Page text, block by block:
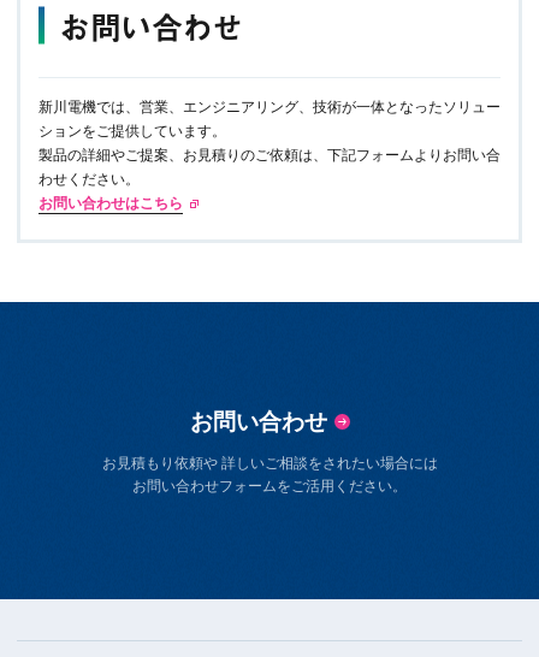
お問い合わせ
新川電機では、営業、エンジニアリング、技術が一体となったソリュー
ションをご提供しています。
製品の詳細やご提案、お見積りのご依頼は、下記フォームよりお問い合
わせください。
お問い合わせはこちら
お問い合わせ
お見積もり依頼や 詳しいご相談をされたい場合には
お問い合わせフォームをご活用ください。